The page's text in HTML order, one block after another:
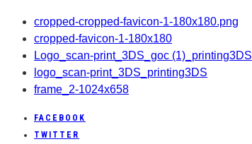
cropped-cropped-favicon-1-180x180.png
cropped-favicon-1-180x180
Logo_scan-print_3DS_goc (1)_printing3DS
logo_scan-print_3DS_printing3DS
frame_2-1024x658
FACEBOOK
TWITTER